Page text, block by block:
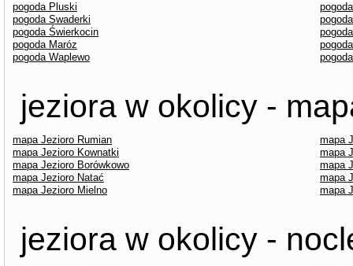
pogoda Pluski
pogoda Swaderki
pogoda Świerkocin
pogoda Maróz
pogoda Waplewo
jeziora w okolicy -
mapa Jezioro Rumian
mapa
mapa Jezioro Kownatki
mapa
mapa Jezioro Borówkowo
mapa
mapa Jezioro Natać
mapa
mapa Jezioro Mielno
mapa
jeziora w okolicy -